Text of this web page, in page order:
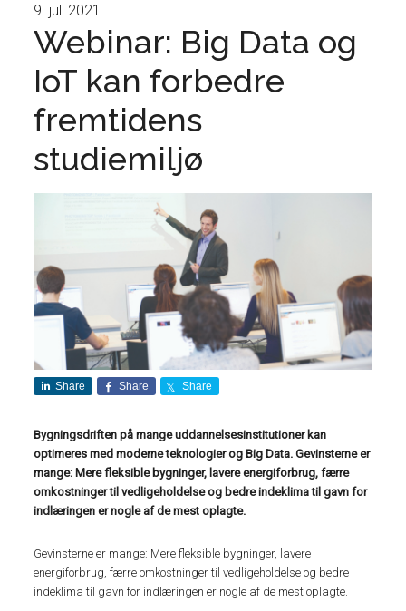
9. juli 2021
Webinar: Big Data og
IoT kan forbedre
fremtidens
studiemiljø
Share Share Share
Bygningsdriften på mange uddannelsesinstitutioner kan
optimeres med moderne teknologier og Big Data. Gevinsterne er
mange: Mere fleksible bygninger, lavere energiforbrug, færre
omkostninger til vedligeholdelse og bedre indeklima til gavn for
indlæringen er nogle af de mest oplagte.
Gevinsterne er mange: Mere fleksible bygninger, lavere
energiforbrug, færre omkostninger til vedligeholdelse og bedre
indeklima til gavn for indlæringen er nogle af de mest oplagte.